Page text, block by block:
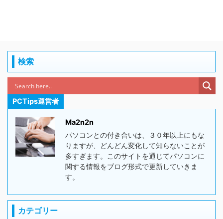
検索
PCTips運営者
Ma2n2n
パソコンとの付き合いは、３０年以上にもな
りますが、どんどん変化して知らないことが
多すぎます。このサイトを通じてパソコンに
関する情報をブログ形式で更新していきま
す。
カテゴリー